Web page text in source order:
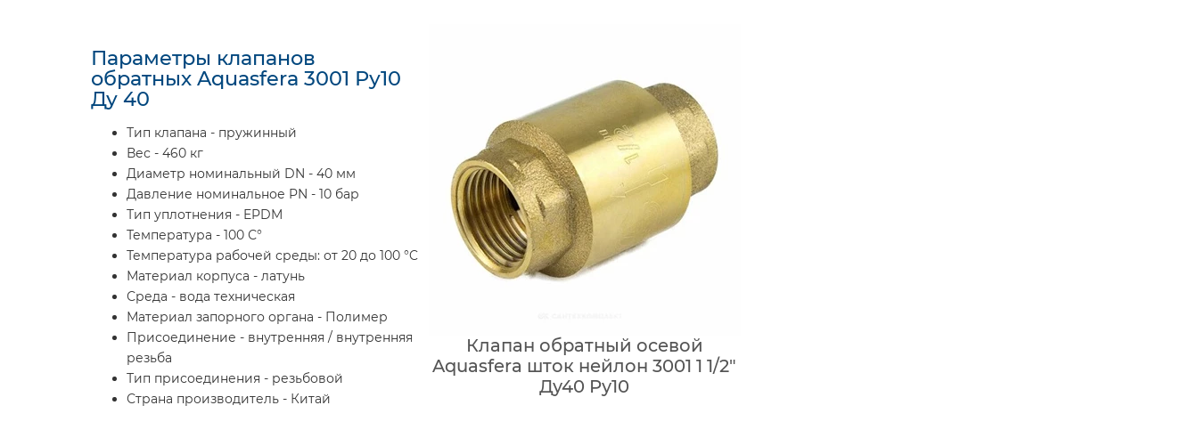
Параметры клапанов
обратных Aquasfera 3001 Ру10
Ду 40
Тип клапана - пружинный
Вес - 460 кг
Диаметр номинальный DN - 40 мм
Давление номинальное PN - 10 бар
Тип уплотнения - EPDM
Температура - 100 С°
Температура рабочей среды: от 20 до 100 °C
Материал корпуса - латунь
Среда - вода техническая
Материал запорного органа - Полимер
Присоединение - внутренняя / внутренняя
резьба
Тип присоединения - резьбовой
Страна производитель - Китай
Клапан обратный осевой
Aquasfera шток нейлон 3001 1 1/2″
Ду40 Ру10